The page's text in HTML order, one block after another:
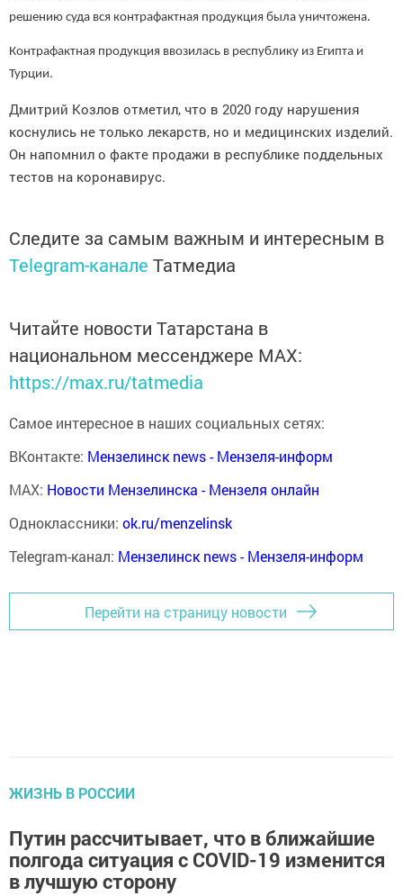
решению суда вся контрафактная продукция была уничтожена.
Контрафактная продукция ввозилась в республику из Египта и
Турции.
Дмитрий Козлов отметил, что в 2020 году нарушения
коснулись не только лекарств, но и медицинских изделий.
Он напомнил о факте продажи в республике поддельных
тестов на коронавирус.
Следите за самым важным и интересным в
Telegram-канале Татмедиа
Читайте новости Татарстана в
национальном мессенджере MАХ:
https://max.ru/tatmedia
Самое интересное в наших социальных сетях:
ВКонтакте: Мензелинск news - Мензеля-информ
MAX: Новости Мензелинска - Мензеля онлайн
Одноклассники: ok.ru/menzelinsk
Telegram-канал: Мензелинск news - Мензеля-информ
Перейти на страницу новости
ЖИЗНЬ В РОССИИ
Путин рассчитывает, что в ближайшие
полгода ситуация с COVID-19 изменится
в лучшую сторону